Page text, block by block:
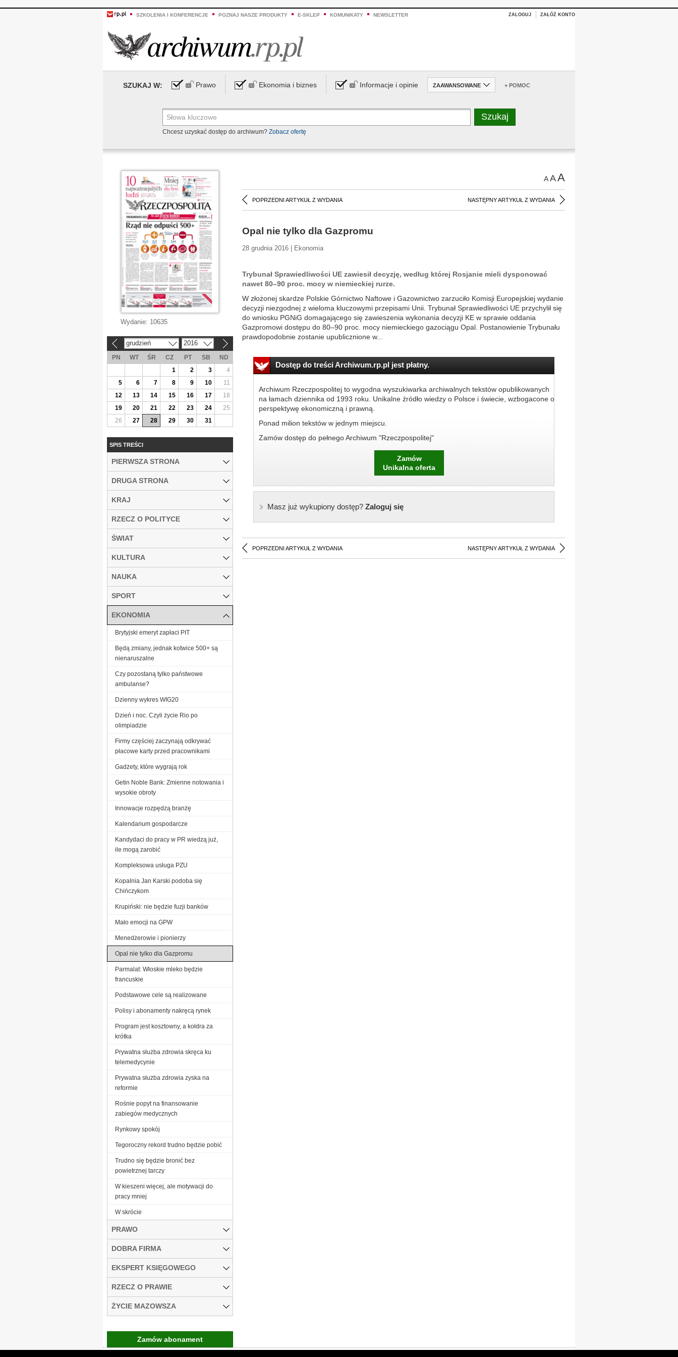
SZKOLENIA I KONFERENCJE POZNAJ NASZE PRODUKTY E-SKLEP KOMUNIKATY NEWSLETTER ZALOGUJ ZAŁÓŻ KONTO
SZUKAJ W: Prawo Ekonomia i biznes Informacje i opinie ZAAWANSOWANE + POMOC
Chcesz uzyskać dostęp do archiwum? Zobacz ofertę
AAA
POPRZEDNI ARTYKUŁ Z WYDANIA NASTĘPNY ARTYKUŁ Z WYDANIA
Opal nie tylko dla Gazpromu
28 grudnia 2016 | Ekonomia
Trybunał Sprawiedliwości UE zawiesił decyzję, według której Rosjanie mieli dysponować
nawet 80–90 proc. mocy w niemieckiej rurze.
W złożonej skardze Polskie Górnictwo Naftowe i Gazownictwo zarzuciło Komisji Europejskiej wydanie
decyzji niezgodnej z wieloma kluczowymi przepisami Unii. Trybunał Sprawiedliwości UE przychylił się
do wniosku PGNiG domagającego się zawieszenia wykonania decyzji KE w sprawie oddania
Gazpromowi dostępu do 80–90 proc. mocy niemieckiego gazociągu Opal. Postanowienie Trybunału
prawdopodobnie zostanie upublicznione w...
Dostęp do treści Archiwum.rp.pl jest płatny.
Archiwum Rzeczpospolitej to wygodna wyszukiwarka archiwalnych tekstów opublikowanych
na łamach dziennika od 1993 roku. Unikalne źródło wiedzy o Polsce i świecie, wzbogacone o
perspektywę ekonomiczną i prawną.
Ponad milion tekstów w jednym miejscu.
Zamów dostęp do pełnego Archiwum "Rzeczpospolitej"
Zamów
Unikalna oferta
Masz już wykupiony dostęp?Zaloguj się
POPRZEDNI ARTYKUŁ Z WYDANIA NASTĘPNY ARTYKUŁ Z WYDANIA
Wydanie: 10635
grudzień 2016
PN WT ŚR CZ PT SB
ND
1
2 3
4
5
6 7 8 9 10
11
12
13 14 15 16 17
18
19
20 21 22 23 24
25
26
27 28 29 30 31
SPIS TREŚCI
PIERWSZA STRONA
DRUGA STRONA
KRAJ
RZECZ O POLITYCE
ŚWIAT
KULTURA
NAUKA
SPORT
EKONOMIA
Brytyjski emeryt zapłaci PIT
Będą zmiany, jednak kotwice 500+ są
nienaruszalne
Czy pozostaną tylko państwowe
ambulanse?
Dzienny wykres WIG20
Dzień i noc. Czyli życie Rio po
olimpiadzie
Firmy częściej zaczynają odkrywać
płacowe karty przed pracownikami
Gadżety, które wygrają rok
Getin Noble Bank: Zmienne notowania i
wysokie obroty
Innowacje rozpędzą branżę
Kalendarium gospodarcze
Kandydaci do pracy w PR wiedzą już,
ile mogą zarobić
Kompleksowa usługa PZU
Kopalnia Jan Karski podoba się
Chińczykom
Krupiński: nie będzie fuzji banków
Mało emocji na GPW
Menedżerowie i pionierzy
Opal nie tylko dla Gazpromu
Parmalat: Włoskie mleko będzie
francuskie
Podstawowe cele są realizowane
Polisy i abonamenty nakręcą rynek
Program jest kosztowny, a kołdra za
krótka
Prywatna służba zdrowia skręca ku
telemedycynie
Prywatna służba zdrowia zyska na
reformie
Rośnie popyt na finansowanie
zabiegów medycznych
Rynkowy spokój
Tegoroczny rekord trudno będzie pobić
Trudno się będzie bronić bez
powietrznej tarczy
W kieszeni więcej, ale motywacji do
pracy mniej
W skrócie
PRAWO
DOBRA FIRMA
EKSPERT KSIĘGOWEGO
RZECZ O PRAWIE
ŻYCIE MAZOWSZA
Zamów abonament